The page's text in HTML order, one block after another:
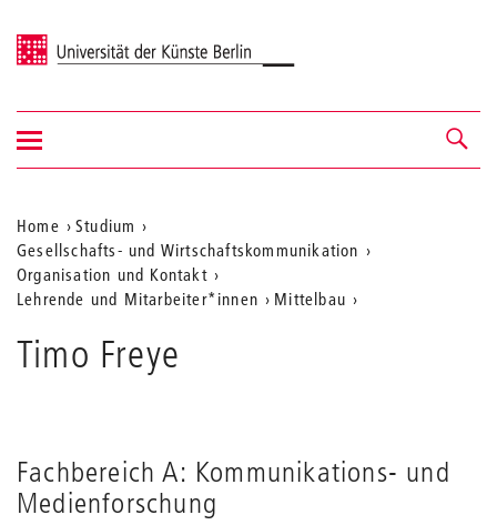
Universität der Künste Berlin
Navigation &
Suche
Navigation
ein-/ausblenden
Aktuelle
Position
auf
der
Webseite
Home
Studium
Gesellschafts- und Wirtschaftskommunikation
Organisation und Kontakt
Lehrende und Mitarbeiter*innen
Mittelbau
Timo Freye
Fachbereich A: Kommunikations- und
Medienforschung